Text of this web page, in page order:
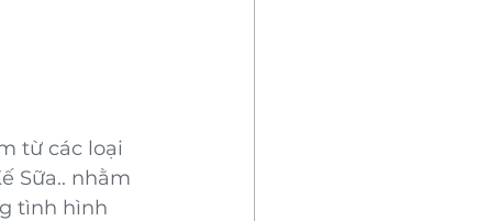
từ các loại
Sữa.. nhằm
tình hình